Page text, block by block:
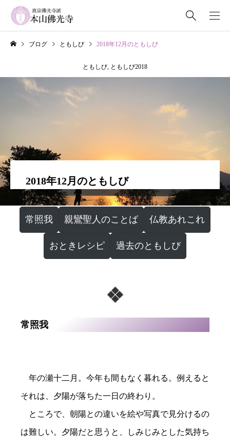
ブログ ともしび 2018年12月のともしび
ともしび, ともしび2018
2018年12月のともしび
常照我 親鸞聖人のことば 仏教あれこれ
おときレシピ 過去のともしび
常照我
年の瀬十二月。今年も間もなく暮れる。例えると
それは、夕陽が落ちた一日の終わり。
ところで、朝陽との違いを絵や写真で見分けるの
は難しい。夕陽だと思うと、しみじみとした気持ち